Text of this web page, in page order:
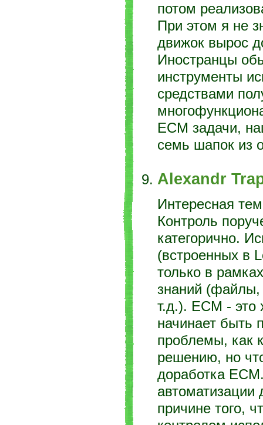
потом
При этом я не
движок вырос
Иностранцы
инструменты
средствами
ЕСМ задачи,
семь шапок из
Alexandr
Интересная
Контроль
категорично.
(встроенных в
только в
знаний (файлы,
т.д.). ECM - это
начинает быть
проблемы, как
решению, но
доработка
автоматизации
причине того,